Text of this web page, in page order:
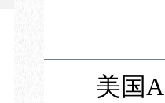
美国